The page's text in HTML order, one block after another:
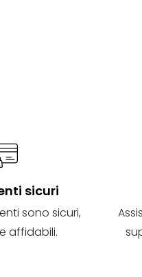
sicuri
sono sicuri,
affidabili.